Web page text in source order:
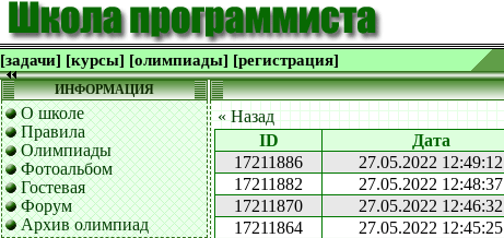
[задачи] [курсы] [олимпиады] [регистрация]
ИНФОРМАЦИЯ
О школе
Правила
Олимпиады
Фотоальбом
Гостевая
Форум
Архив олимпиад
« Назад
ID
Дата
17211886
27.05.2022 12:49:12
17211882
27.05.2022 12:48:37
17211870
27.05.2022 12:46:32
17211864
27.05.2022 12:45:25